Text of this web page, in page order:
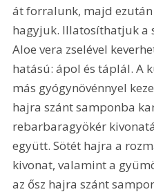
át forralunk, majd
hagyjuk. Illatosíthatjuk a
Aloe vera zselével
hatású: ápol és táplál. A
más gyógynövénnyel
hajra szánt samponba
rebarbaragyökér
együtt. Sötét hajra a
kivonat, valamint a
az ősz hajra szánt